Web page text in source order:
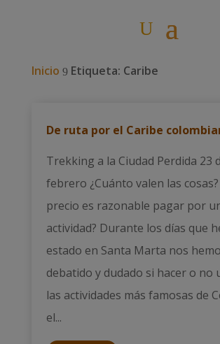
Inicio 9 Etiqueta: Caribe
De ruta por el Caribe
Trekking a la Ciudad Perdida 23
febrero ¿Cuánto valen las cosas?
precio es razonable pagar por
actividad? Durante los días que
estado en Santa Marta nos
debatido y dudado si hacer o no
las actividades más famosas de
el...